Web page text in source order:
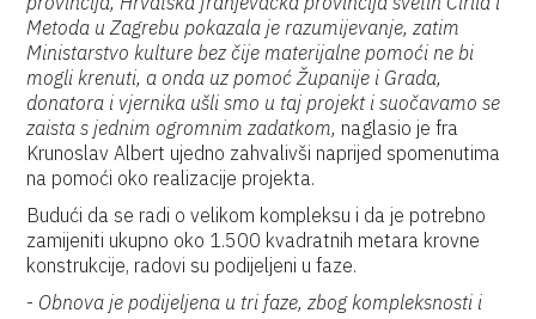
Metoda u Zagrebu pokazala je razumijevanje, zatim
Ministarstvo kulture bez čije materijalne pomoći ne bi
mogli krenuti, a onda uz pomoć Županije i Grada,
donatora i vjernika ušli smo u taj projekt i suočavamo se
zaista s jednim ogromnim zadatkom, naglasio je fra
Krunoslav Albert ujedno zahvalivši naprijed spomenutima
na pomoći oko realizacije projekta.
Budući da se radi o velikom kompleksu i da je potrebno
zamijeniti ukupno oko 1.500 kvadratnih metara krovne
konstrukcije, radovi su podijeljeni u faze.
- Obnova je podijeljena u tri faze, zbog kompleksnosti i